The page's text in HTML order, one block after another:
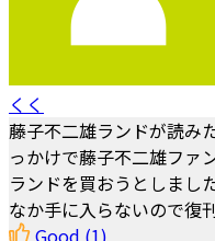
くく
藤子不二雄ランドが読み
っかけで藤子不二雄ファ
ランドを買おうとしまし
なか手に入らないので復
Good (1)